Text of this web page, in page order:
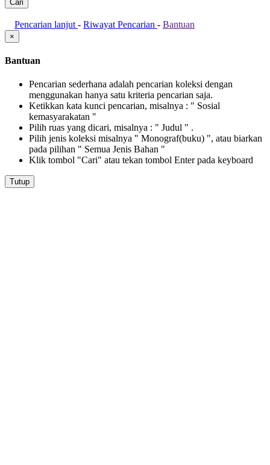
Pencarian lanjut - Riwayat Pencarian - Bantuan
×
Bantuan
Pencarian sederhana adalah pencarian koleksi dengan
menggunakan hanya satu kriteria pencarian saja.
Ketikkan kata kunci pencarian, misalnya : " Sosial
kemasyarakatan "
Pilih ruas yang dicari, misalnya : " Judul " .
Pilih jenis koleksi misalnya " Monograf(buku) ", atau biarkan
pada pilihan " Semua Jenis Bahan "
Klik tombol "Cari" atau tekan tombol Enter pada keyboard
Tutup